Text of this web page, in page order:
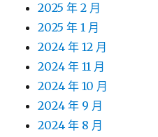
2025 年 2 月
2025 年 1 月
2024 年 12 月
2024 年 11 月
2024 年 10 月
2024 年 9 月
2024 年 8 月